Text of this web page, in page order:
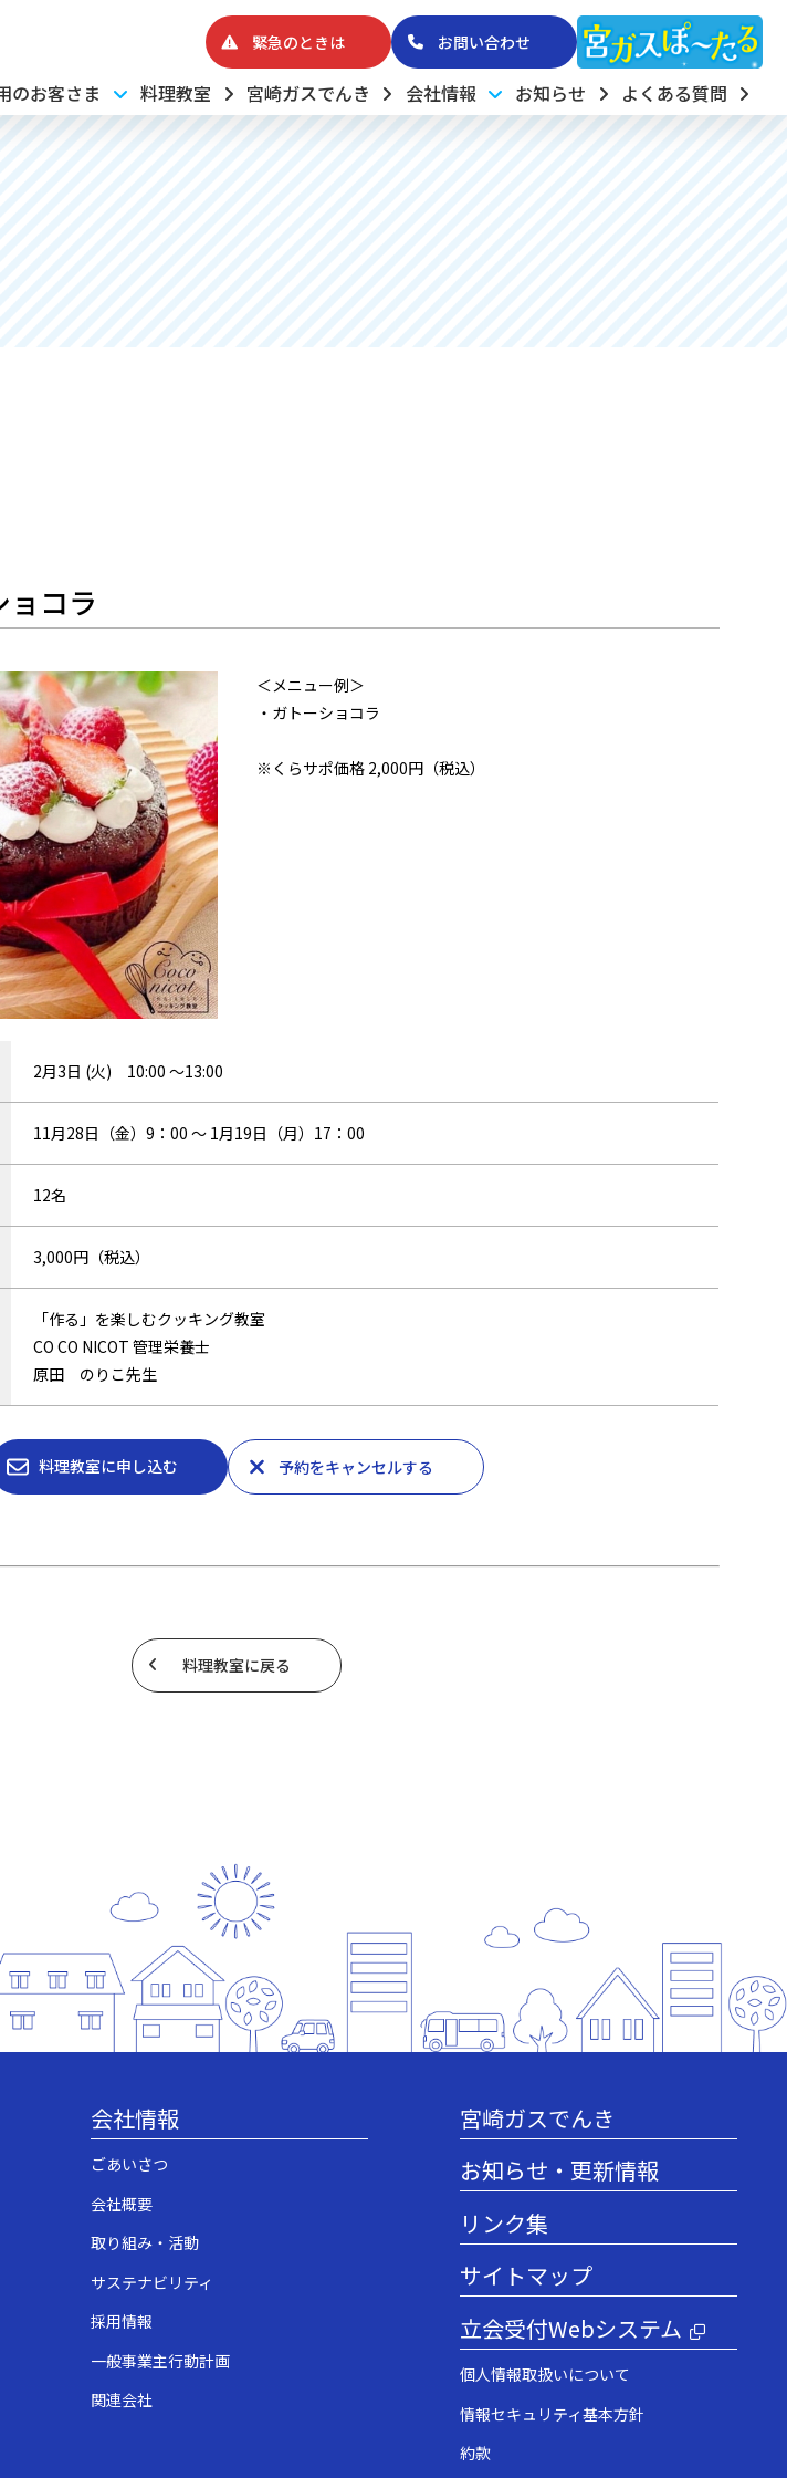
緊急のときは お問い合わせ
のお客さま 料理教室 宮崎ガスでんき 会社情報 お知らせ よくある質問
ョコラ
＜メニュー例＞
・ガトーショコラ
※くらサポ価格 2,000円（税込）
2月3日 (火) 10:00 ～13:00
11月28日（金）9：00 ～ 1月19日（月）17：00
12名
3,000円（税込）
「作る」を楽しむクッキング教室
CO CO NICOT 管理栄養士
原田 のりこ先生
料理教室に申し込む 予約をキャンセルする
料理教室に戻る
会社情報
ごあいさつ
会社概要
取り組み・活動
サステナビリティ
採用情報
一般事業主行動計画
関連会社
宮崎ガスでんき
お知らせ・更新情報
リンク集
サイトマップ
立会受付Webシステム
個人情報取扱いについて
情報セキュリティ基本方針
約款